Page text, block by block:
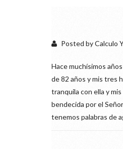
Posted by Calculo
Hace muchísimos
de 82 años y mis tres
tranquila con ella y
bendecida por el
tenemos palabras de